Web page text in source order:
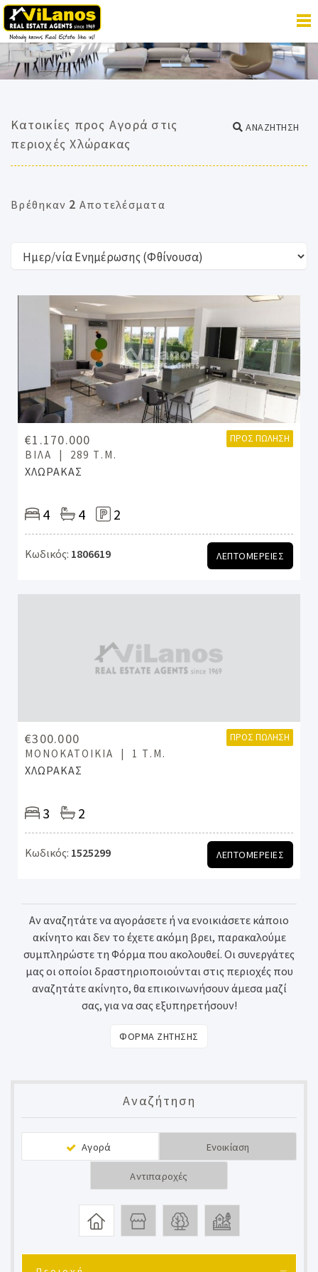
Κατοικίες προς Αγορά στις
περιοχές Χλώρακας
ΑΝΑΖΗΤΗΣΗ
Βρέθηκαν 2 Αποτελέσματα
€1.170.000 ΠΡΟΣ ΠΏΛΗΣΗ
ΒΊΛΑ 289 Τ.Μ.
ΧΛΩΡΑΚΑΣ
4 4 2
Κωδικός: 1806619 ΛΕΠΤΟΜΕΡΕΙΕΣ
€300.000 ΠΡΟΣ ΠΏΛΗΣΗ
ΜΟΝΟΚΑΤΟΙΚΊΑ 1 Τ.Μ.
ΧΛΩΡΑΚΑΣ
3 2
Κωδικός: 1525299 ΛΕΠΤΟΜΕΡΕΙΕΣ
Αν αναζητάτε να αγοράσετε ή να ενοικιάσετε κάποιο
ακίνητο και δεν το έχετε ακόμη βρει, παρακαλούμε
συμπληρώστε τη Φόρμα που ακολουθεί. Οι συνεργάτες
μας οι οποίοι δραστηριοποιούνται στις περιοχές που
αναζητάτε ακίνητο, θα επικοινωνήσουν άμεσα μαζί
σας, για να σας εξυπηρετήσουν!
ΦΟΡΜΑ ΖΗΤΗΣΗΣ
Αναζήτηση
Αγορά Ενοικίαση
Αντιπαροχές